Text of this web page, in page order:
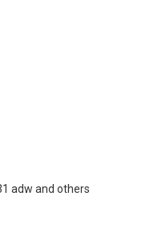
adw and others